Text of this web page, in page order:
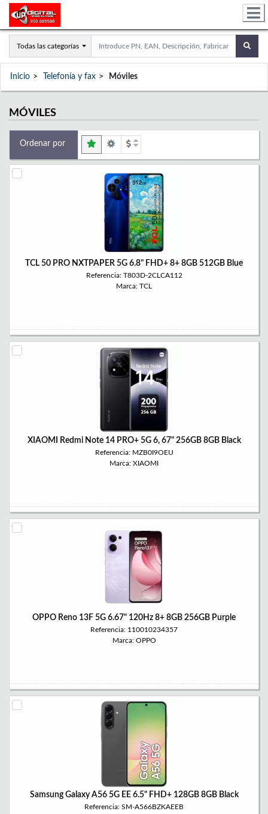
Todas las categorías
Inicio Telefonía y fax Móviles
MÓVILES
Ordenar por
TCL 50 PRO NXTPAPER 5G 6.8" FHD+ 8+ 8GB 512GB Blue
Referencia: T803D-2CLCA112
Marca: TCL
XIAOMI Redmi Note 14 PRO+ 5G 6, 67" 256GB 8GB Black
Referencia: MZB0I9OEU
Marca: XIAOMI
OPPO Reno 13F 5G 6.67" 120Hz 8+ 8GB 256GB Purple
Referencia: 110010234357
Marca: OPPO
Samsung Galaxy A56 5G EE 6.5" FHD+ 128GB 8GB Black
Referencia: SM-A566BZKAEEB